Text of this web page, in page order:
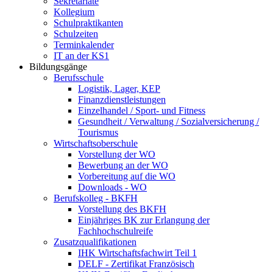
Kollegium
Schulpraktikanten
Schulzeiten
Terminkalender
IT an der KS1
Bildungsgänge
Berufsschule
Logistik, Lager, KEP
Finanzdienstleistungen
Einzelhandel / Sport- und Fitness
Gesundheit / Verwaltung / Sozialversicherung /
Tourismus
Wirtschaftsoberschule
Vorstellung der WO
Bewerbung an der WO
Vorbereitung auf die WO
Downloads - WO
Berufskolleg - BKFH
Vorstellung des BKFH
Einjähriges BK zur Erlangung der
Fachhochschulreife
Zusatzqualifikationen
IHK Wirtschaftsfachwirt Teil 1
DELF - Zertifikat Französisch